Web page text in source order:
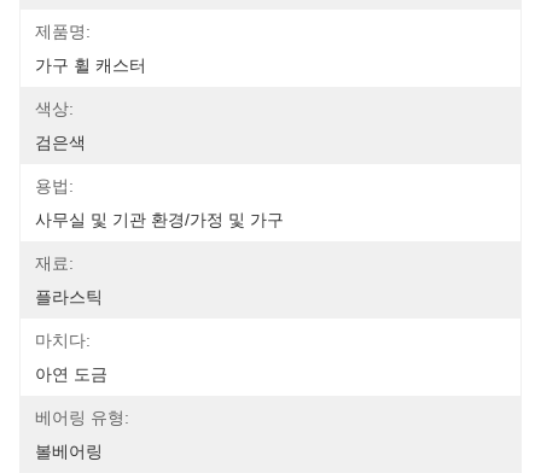
제품명:
가구 휠 캐스터
색상:
검은색
용법:
사무실 및 기관 환경/가정 및 가구
재료:
플라스틱
마치다:
아연 도금
베어링 유형:
볼베어링